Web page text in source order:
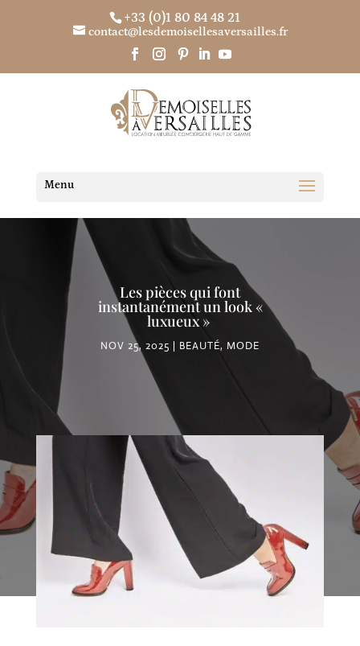
+33 (0)1 80 84 48 21
contact@lesdemoisellesaversailles.fr
Les pièces qui font
instantanément un look «
luxueux »
NOV 25, 2025 BEAUTÉ, MODE